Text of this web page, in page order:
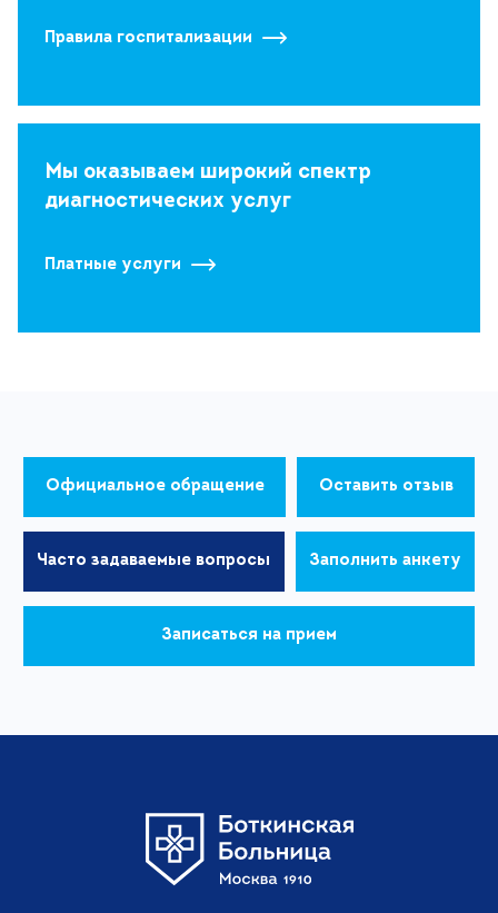
Правила госпитализации
Мы оказываем широкий спектр
диагностических услуг
Платные услуги
Официальное обращение Оставить отзыв
Часто задаваемые вопросы Заполнить анкету
Записаться на прием